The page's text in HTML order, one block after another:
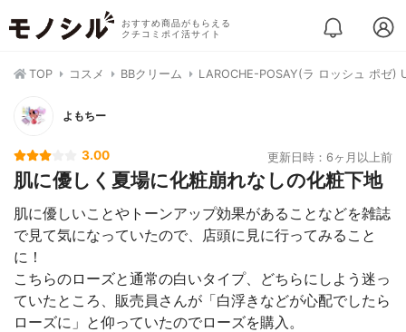
おすすめ商品がもらえる
クチコミポイ活サイト
TOP コスメ BBクリーム LAROCHE-POSAY(ラ ロッシュ ポゼ)
よもちー
3.00 更新日時：6ヶ月以上前
肌に優しく夏場に化粧崩れなしの化粧下地
肌に優しいことやトーンアップ効果があることなどを雑誌
で見て気になっていたので、店頭に見に行ってみること
に！
こちらのローズと通常の白いタイプ、どちらにしよう迷っ
ていたところ、販売員さんが「白浮きなどが心配でしたら
ローズに」と仰っていたのでローズを購入。